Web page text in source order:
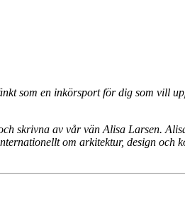
som en inkörsport för dig som vill
skrivna av vår vän Alisa Larsen.
om arkitektur, design och